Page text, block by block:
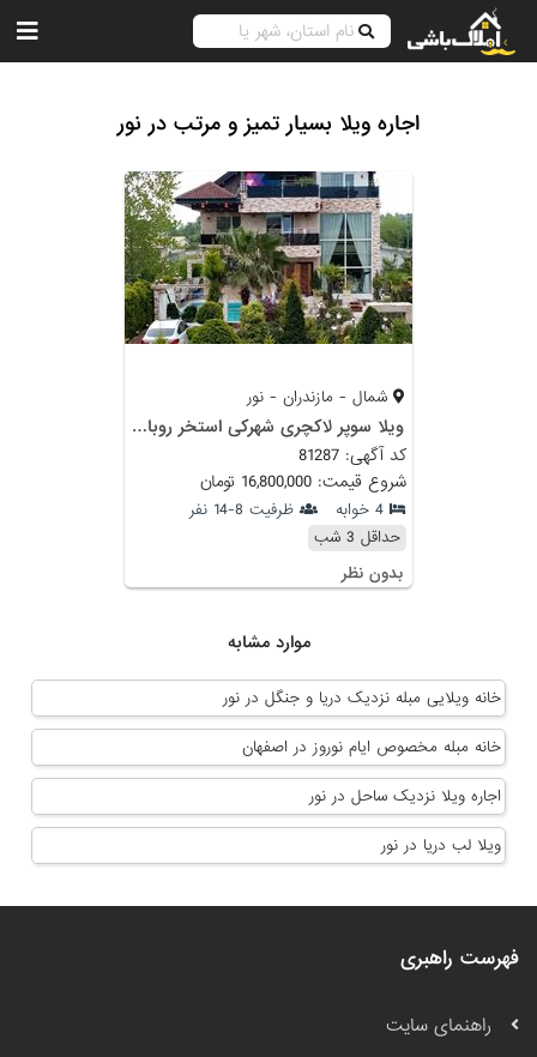
اجاره ویلا بسیار تمیز و مرتب در نور
شمال - مازندران - نور
ویلا سوپر لاکچری شهرکی استخر روباز آب گرم نور
کد آگهی: 81287
شروع قیمت: 16,800,000 تومان
4 خوابه
ظرفیت 8-14 نفر
حداقل 3 شب
بدون نظر
موارد مشابه
خانه ویلایی مبله نزدیک دریا و جنگل در نور
خانه مبله مخصوص ایام نوروز در اصفهان
اجاره ویلا نزدیک ساحل در نور
ویلا لب دریا در نور
فهرست راهبری
راهنمای سایت